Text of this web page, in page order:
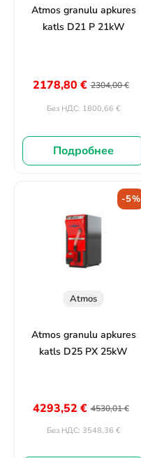
Atmos granulu apkures
katls D21 P 21kW
2304,00€
2178,80 €
Без НДС: 1800,66 €
Подробнее
-5%
Atmos
Atmos granulu apkures
katls D25 PX 25kW
4530,01€
4293,52 €
Без НДС: 3548,36 €